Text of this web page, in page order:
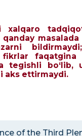
xalqaro
qanday masalada
fikrlar faqatgina
tegishli bo‘lib,
aks ettirmaydi.
of the Third